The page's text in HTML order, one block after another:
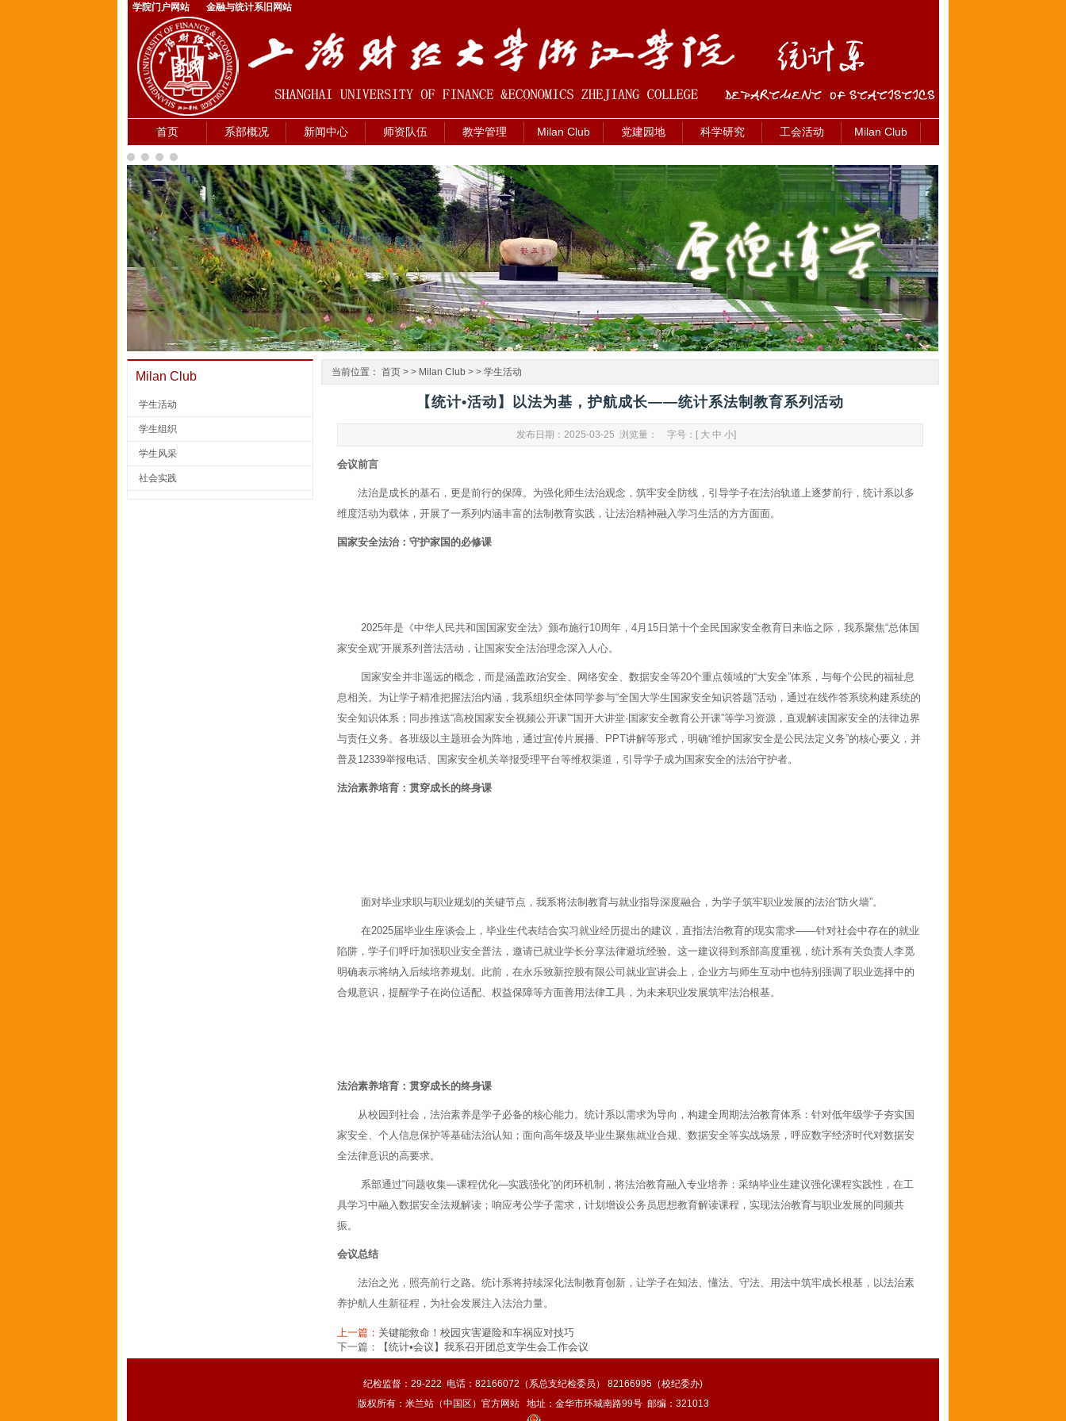
学院门户网站 金融与统计系旧网站
首页 系部概况 新闻中心 师资队伍 教学管理 Milan Club 党建园地 科学研究 工会活动 Milan Club
Milan Club
学生活动
学生组织
学生风采
社会实践
当前位置： 首页 > > Milan Club > > 学生活动
【统计•活动】以法为基，护航成长——统计系法制教育系列活动
发布日期：2025-03-25 浏览量： 字号：[ 大 中 小]
会议前言
法治是成长的基石，更是前行的保障。为强化师生法治观念，筑牢安全防线，引导学子在法治轨道上逐梦前行，统计系以多
维度活动为载体，开展了一系列内涵丰富的法制教育实践，让法治精神融入学习生活的方方面面。
国家安全法治： 守护家国的必修课
2025年是《中华人民共和国国家安全法》颁布施行10周年，4月15日第十个全民国家安全教育日来临之际，我系聚焦“总体国
家安全观”开展系列普法活动，让国家安全法治理念深入人心。
国家安全并非遥远的概念，而是涵盖政治安全、网络安全、数据安全等20个重点领域的“大安全”体系，与每个公民的福祉息
息相关。为让学子精准把握法治内涵，我系组织全体同学参与“全国大学生国家安全知识答题”活动，通过在线作答系统构建系统的
安全知识体系；同步推送“高校国家安全视频公开课”“国开大讲堂·国家安全教育公开课”等学习资源，直观解读国家安全的法律边界
与责任义务。各班级以主题班会为阵地，通过宣传片展播、PPT讲解等形式，明确“维护国家安全是公民法定义务”的核心要义，并
普及12339举报电话、国家安全机关举报受理平台等维权渠道，引导学子成为国家安全的法治守护者。
法治素养培育：贯穿成长的终身课
面对毕业求职与职业规划的关键节点，我系将法制教育与就业指导深度融合，为学子筑牢职业发展的法治“防火墙”。
在2025届毕业生座谈会上，毕业生代表结合实习就业经历提出的建议，直指法治教育的现实需求——针对社会中存在的就业
陷阱，学子们呼吁加强职业安全普法，邀请已就业学长分享法律避坑经验。这一建议得到系部高度重视，统计系有关负责人李觅
明确表示将纳入后续培养规划。此前，在永乐致新控股有限公司就业宣讲会上，企业方与师生互动中也特别强调了职业选择中的
合规意识，提醒学子在岗位适配、权益保障等方面善用法律工具，为未来职业发展筑牢法治根基。
法治素养培育：贯穿成长的终身课
从校园到社会，法治素养是学子必备的核心能力。统计系以需求为导向，构建全周期法治教育体系：针对低年级学子夯实国
家安全、个人信息保护等基础法治认知；面向高年级及毕业生聚焦就业合规、数据安全等实战场景，呼应数字经济时代对数据安
全法律意识的高要求。
系部通过“问题收集—课程优化—实践强化”的闭环机制，将法治教育融入专业培养：采纳毕业生建议强化课程实践性，在工
具学习中融入数据安全法规解读；响应考公学子需求，计划增设公务员思想教育解读课程，实现法治教育与职业发展的同频共
振。
会议总结
法治之光，照亮前行之路。统计系将持续深化法制教育创新，让学子在知法、懂法、守法、用法中筑牢成长根基，以法治素
养护航人生新征程，为社会发展注入法治力量。
上一篇： 关键能救命！校园灾害避险和车祸应对技巧
下一篇：
【统计•会议】我系召开团总支学生会工作会议
纪检监督：29-222 电话：82166072（系总支纪检委员） 82166995（校纪委办)
版权所有：米兰站（中国区）官方网站 地址：金华市环城南路99号 邮编：321013